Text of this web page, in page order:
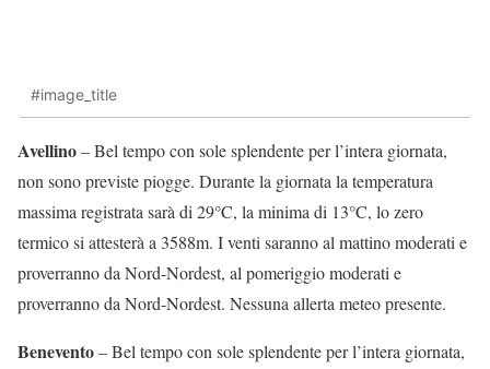
#image_title
Avellino– Bel tempo con sole splendente per l’intera giornata,
non sono previste piogge. Durante la giornata la temperatura
massima registrata sarà di 29°C, la minima di 13°C, lo zero
termico si attesterà a 3588m. I venti saranno al mattino moderati e
proverranno da Nord-Nordest, al pomeriggio moderati e
proverranno da Nord-Nordest. Nessuna allerta meteo presente.
Benevento– Bel tempo con sole splendente per l’intera giornata,